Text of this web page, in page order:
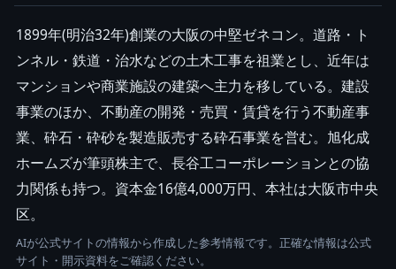
1899年(明治32年)創業の大阪の中堅ゼネコン。道路・ト
ンネル・鉄道・治水などの土木工事を祖業とし、近年は
マンションや商業施設の建築へ主力を移している。建設
事業のほか、不動産の開発・売買・賃貸を行う不動産事
業、砕石・砕砂を製造販売する砕石事業を営む。旭化成
ホームズが筆頭株主で、長谷工コーポレーションとの協
力関係も持つ。資本金16億4,000万円、本社は大阪市中央
区。
AIが公式サイトの情報から作成した参考情報です。正確な情報は公式
サイト・開示資料をご確認ください。